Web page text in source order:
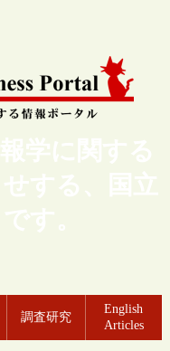
学に関する
する、国立
す。
調査研究
English
Articles